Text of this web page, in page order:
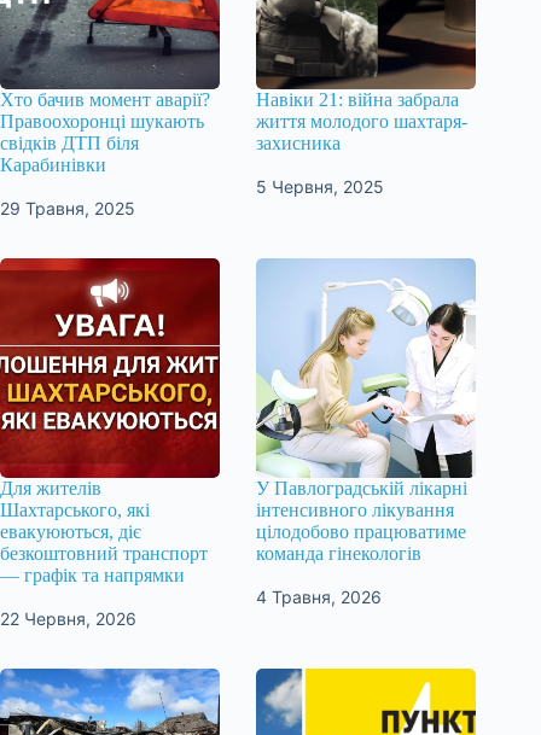
Хто бачив момент аварії?
Правоохоронці шукають
свідків ДТП біля
Карабинівки
29 Травня, 2025
Навіки 21: війна забрала
життя молодого шахтаря-
захисника
5 Червня, 2025
Для жителів
Шахтарського, які
евакуюються, діє
безкоштовний транспорт
— графік та напрямки
22 Червня, 2026
У Павлоградській лікарні
інтенсивного лікування
цілодобово працюватиме
команда гінекологів
4 Травня, 2026